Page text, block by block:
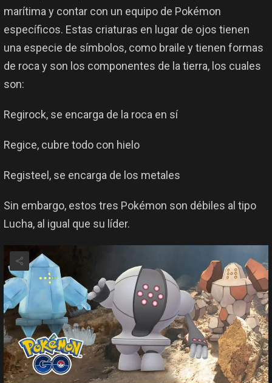
marítima y contar con un equipo de Pokémon
específicos. Estas criaturas en lugar de ojos tienen
una especie de símbolos, como braile y tienen formas
de roca y son los componentes de la tierra, los cuales
son:
Regirock, se encarga de la roca en sí
Regice, cubre todo con hielo
Registeel, se encarga de los metales
Sin embargo, estos tres Pokémon son débiles al tipo
Lucha, al igual que su líder.